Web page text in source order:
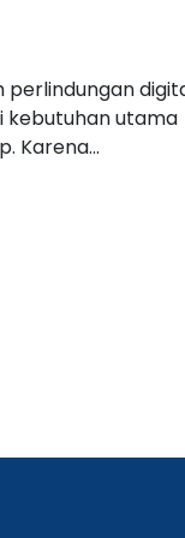
perlindungan
kebutuhan utama
Karena...